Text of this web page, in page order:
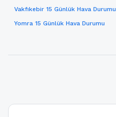
Vakfıkebir 15 Günlük Hava Durumu
Yomra 15 Günlük Hava Durumu